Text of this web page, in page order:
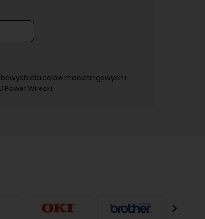
dla celów marketingowych i
Wirecki.